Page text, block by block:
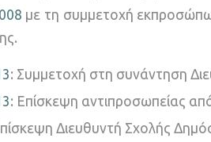
με τη συμμετοχή
: Συμμετοχή στη συνάντηση
: Επίσκεψη αντιπροσωπείας
Διευθυντή Σχολής